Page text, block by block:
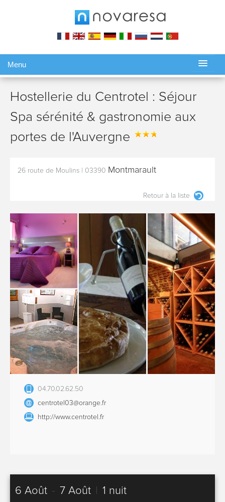
Menu
Hostellerie du Centrotel : Séjour
Spa sérénité & gastronomie aux
portes de l'Auvergne
26 route de Moulins 03390 Montmarault
Retour à la liste
04.70.02.62.50
centrotel03@orange.fr
http://www.centrotel.fr
6 Août - 7 Août 1 nuit